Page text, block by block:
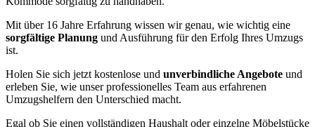
Mit über 16 Jahre Erfahrung wissen wir genau, wie wichtig eine
sorgfältige Planung und Ausführung für den Erfolg Ihres Umzugs
ist.
Holen Sie sich jetzt kostenlose und unverbindliche Angebote und
erleben Sie, wie unser professionelles Team aus erfahrenen
Umzugshelfern den Unterschied macht.
Egal ob Sie einen vollständigen Haushalt oder einzelne Möbelstücke